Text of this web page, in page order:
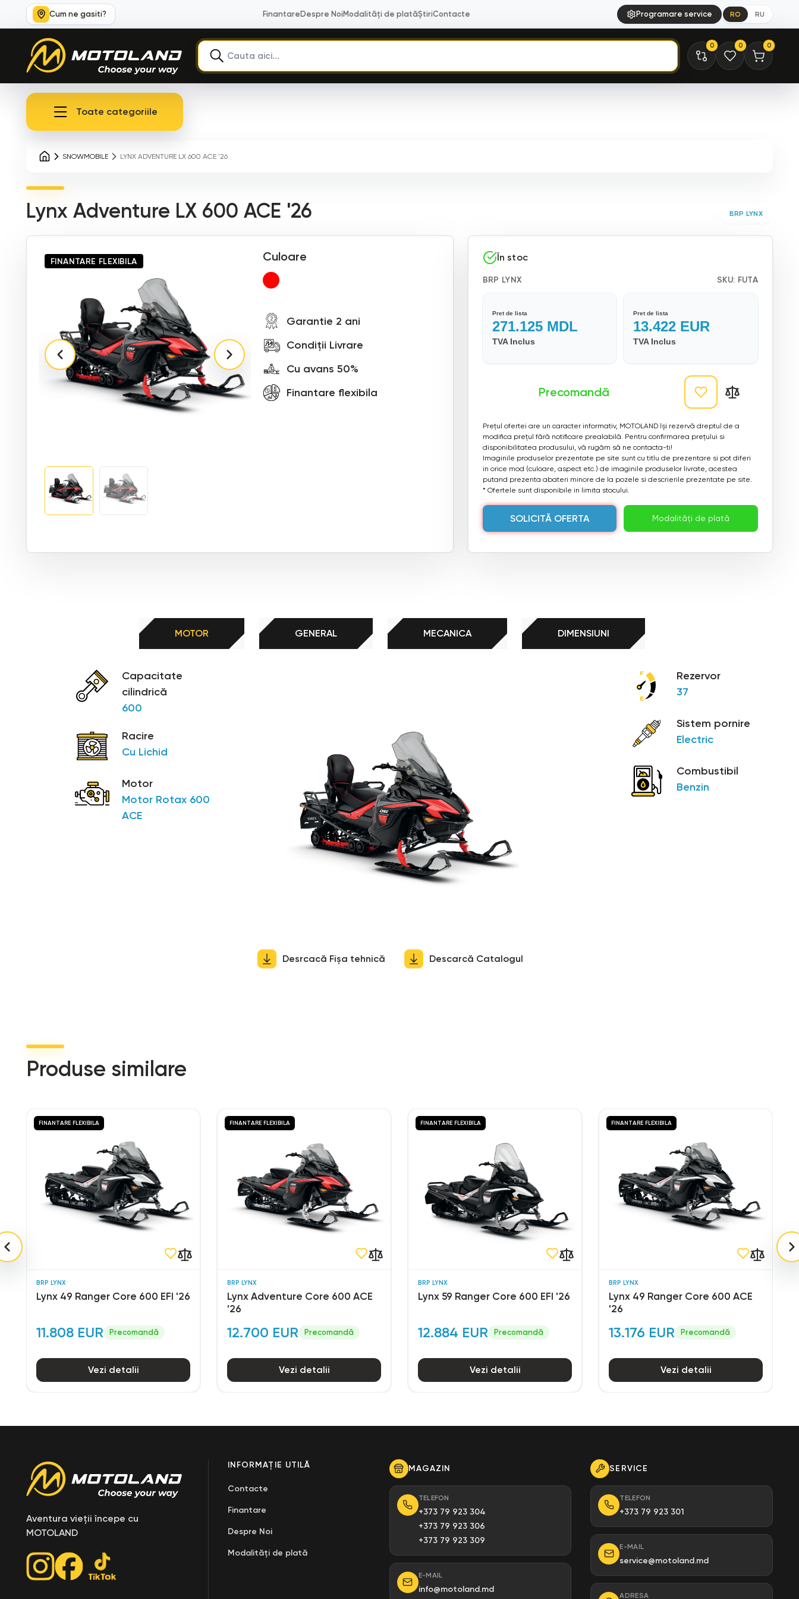
Cum ne gasiti? Finantare Despre Noi Modalități de platăȘtiriContacte Programare service RO RU
0 0 0
Toate categoriile
SNOWMOBILE LYNX ADVENTURE LX 600 ACE '26
Lynx Adventure LX 600 ACE '26 BRP LYNX
FINANTARE FLEXIBILA Culoare
Garantie 2 ani
Condiții Livrare
Cu avans 50%
Finantare flexibila
În stoc
BRP LYNX SKU: FUTA
Pret de lista
271.125MDL
TVA Inclus
Pret de lista
13.422 EUR
TVA Inclus
Precomandă
Prețul ofertei are un caracter informativ, MOTOLAND își rezervă dreptul de a
modifica prețul fără notificare prealabilă. Pentru confirmarea prețului si
disponibilitatea produsului, vă rugăm să ne contacta-ti!
Imaginile produselor prezentate pe site sunt cu titlu de prezentare si pot diferi
in orice mod (culoare, aspect etc.) de imaginile produselor livrate, acestea
putand prezenta abateri minore de la pozele si descrierile prezentate pe site.
* Ofertele sunt disponibile in limita stocului.
SOLICITĂ OFERTA Modalități de plată
MOTOR GENERAL MECANICA DIMENSIUNI
Capacitate
cilindrică
600
Racire
Cu Lichid
Motor
Motor Rotax 600
ACE
Rezervor
37
Sistem pornire
Electric
Combustibil
Benzin
Desrcacă Fișa tehnică Descarcă Catalogul
Produse similare
BRP LYNX
Lynx 49 Ranger Core 600 EFI '26
11.808 EUR Precomandă
FINANTARE FLEXIBILA
Vezi detalii
BRP LYNX
Lynx Adventure Core 600 ACE
'26
12.700 EUR Precomandă
FINANTARE FLEXIBILA
Vezi detalii
BRP LYNX
Lynx 59 Ranger Core 600 EFI '26
12.884 EUR Precomandă
FINANTARE FLEXIBILA
Vezi detalii
BRP LYNX
Lynx 49 Ranger Core 600 ACE
'26
13.176 EUR Precomandă
FINANTARE FLEXIBILA
Vezi detalii
Aventura vieții începe cu
MOTOLAND
INFORMAȚIE UTILĂ
Contacte
Finantare
Despre Noi
Modalități de plată
MAGAZIN
TELEFON
+373 79 923 304
+373 79 923 306
+373 79 923 309
E-MAIL
info@motoland.md
SERVICE
TELEFON
+373 79 923 301
E-MAIL
service@motoland.md
ADRESA